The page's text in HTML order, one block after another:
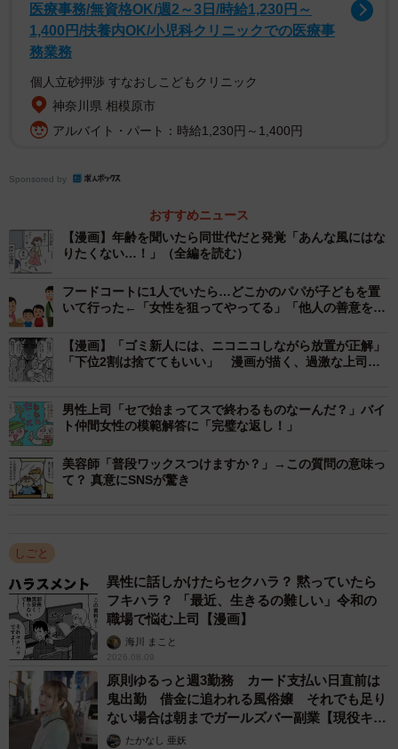
「ラフでいいわね。その恰好でお客様に会うのは失礼にあ
たらない？」
この日、Cさんはジャケットを着用せずワンピースで出勤し
ていました。お客様と会う予定がなかったためですが、
「嫌味おばさん」の格好のターゲットになってしまいまし
いつも同じ白いシャツと黒いパンツスーツを着ている彼女
は、Cさんの服装に対して無意識のうちにマウントを取ろう
としているのかもしれません。
「その日の予定とTPOを考えて服装を選んでるだけなの
に、いちいち指摘されるのが本当にストレス」と、Cさんは
話します。しかしその言動の裏には、入社間もないCさんの
営業成績が良いことへの嫉妬心もあるのかもしれません。
2/6
若い男性社員との会話すら標的に
医療事務/無資格OK/週2～3日/時給1,230円～
1,400円/扶養内OK/小児科クリニックでの医療事
務業務
個人立砂押渉 すなおしこどもクリニック
神奈川県 相模原市
アルバイト・パート：時給1,230円～1,400円
Sponsored by
おすすめニュース
【漫画】年齢を聞いたら同世代だと発覚「あんな風にはな
りたくない…！」（全編を読む）
フードコートに1人でいたら…どこかのパパが子どもを置
いて行った←「女性を狙ってやってる」「他人の善意を頼
【漫画】「ゴミ新人には、ニコニコしながら放置が正解」
「下位2割は捨ててもいい」 漫画が描く、過激な上司
男性上司「セで始まってスで終わるものなーんだ？」バイ
ト仲間女性の模範解答に「完璧な返し！」
美容師「普段ワックスつけますか？」→この質問の意味っ
て？ 真意にSNSが驚き
しごと
異性に話しかけたらセクハラ？ 黙っていたら
フキハラ？ 「最近、生きるの難しい」令和の
職場で悩む上司【漫画】
海川 まこと
2026.08.09
原則ゆるっと週3勤務 カード支払い日直前は
鬼出勤 借金に追われる風俗嬢 それでも足り
ない場合は朝までガールズバー副業【現役キャ
ストに取材】
たかなし 亜妖